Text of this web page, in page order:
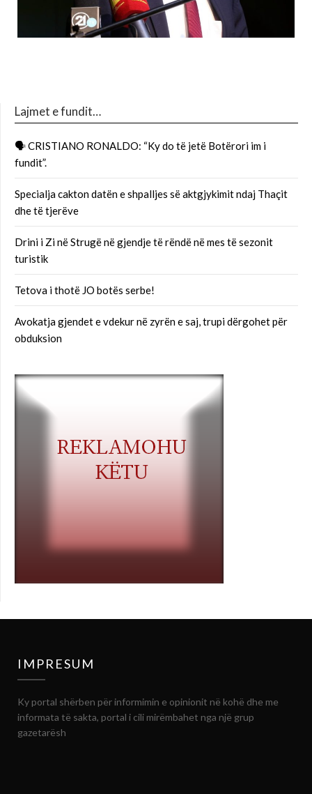
Lajmet e fundit…
🗣 CRISTIANO RONALDO: “Ky do të jetë Botërori im i
fundit”.
Specialja cakton datën e shpalljes së aktgjykimit ndaj Thaçit
dhe të tjerëve
Drini i Zi në Strugë në gjendje të rëndë në mes të sezonit
turistik
Tetova i thotë JO botës serbe!
Avokatja gjendet e vdekur në zyrën e saj, trupi dërgohet për
obduksion
IMPRESUM
Ky portal shërben për informimin e opinionit në kohë dhe me
informata të sakta, portal i cili mirëmbahet nga një grup
gazetarësh